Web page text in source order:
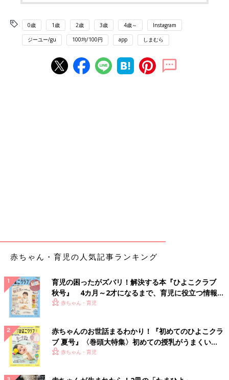
0歳 1歳 2歳 3歳 4歳～ Instagram
ジーユー/gu 100均/100円 app しまむら
赤ちゃん・育児の人気記事ランキング
育児の困ったがズバリ！解決する本『ひよこクラブ
秋号』 4カ月～2才になるまで、育児に役立つ情報が
いっぱい！
赤ちゃん・育児
赤ちゃんのお世話まるわかり！『初めてのひよこクラ
ブ 夏号』〈巻頭大特集〉初めての授乳がうまくい
く！ おっぱい・ミルクの基本と夏のトラブル 解決テ
赤ちゃん・育児